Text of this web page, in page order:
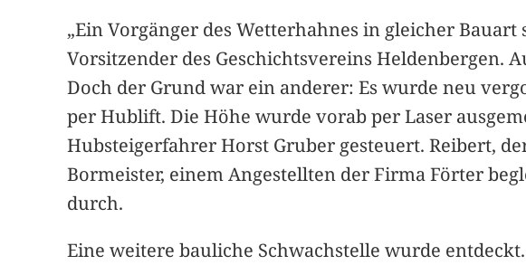
„Ein Vorgänger des Wetterhahnes in gleicher
Vorsitzender des Geschichtsvereins Heldenbergen.
Doch der Grund war ein anderer: Es wurde neu
per Hublift. Die Höhe wurde vorab per Laser
Hubsteigerfahrer Horst Gruber gesteuert. Reibert,
Bormeister, einem Angestellten der Firma Förter
durch.
Eine weitere bauliche Schwachstelle wurde